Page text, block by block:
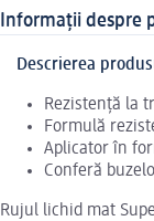
Informații despre
Descrierea
Rezistență la
Formulă
Aplicator în
Conferă
Rujul lichid mat